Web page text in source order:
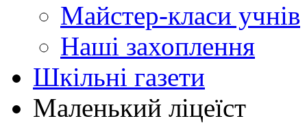
Майстер-класи учнів
Наші захоплення
Шкільні газети
Маленький ліцеїст